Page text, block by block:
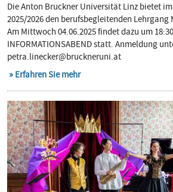
Die Anton Bruckner Universität Linz bietet
2025/2026 den berufsbegleitenden Lehrgang
Am Mittwoch 04.06.2025 findet dazu um
INFORMATIONSABEND statt. Anmeldung
petra.linecker@bruckneruni.at
Erfahren Sie mehr